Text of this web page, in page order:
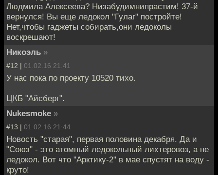
Людмила Алексеева? Низабудимнипрастим! 37-й
вернулся! Вы еще ледокол "Гулаг" постройте!
Нет,чтобы гаджеты собирать,они ледоколы
воскрешают!
Никоэль »
#12 | 01.02.16 21:41
У нас пока по проекту 10520 тихо.
ЦКБ "Айсберг".
Nukesmoke »
#13 | 01.02.16 21:44
Новость "старая", первая половина декабря. Да и
"Союз" - это атомный ледокольный лихтеровоз, а не
ледокол. Вот что "Арктику-2" в мае спустят на воду -
круто!